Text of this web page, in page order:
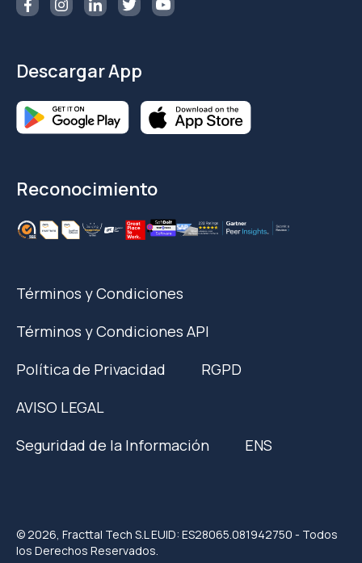
Descargar App
Reconocimiento
Términos y Condiciones
Términos y Condiciones API
Política de Privacidad
RGPD
AVISO LEGAL
Seguridad de la Información
ENS
© 2026, Fracttal Tech S.L EUID: ES28065.081942750 - Todos
los Derechos Reservados.